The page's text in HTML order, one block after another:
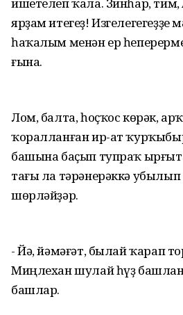
ярҙам итегеҙ! Изгелегегеҙҙе
һаҡалым менән ер
ғына.
Лом, балта, һоҫҡос көрәк,
ҡоралланған ир-ат
башына баҫып тупраҡ
тағы ла тәрәнерәккә убылып
шөрләйҙәр.
- Йә, йәмәғәт, былай ҡарап
Миңлехан шулай һүҙ
башлар.